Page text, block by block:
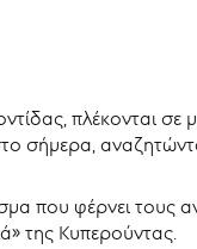
πλέκονται
σήμερα,
που φέρνει τους
της Κυπερούντας.